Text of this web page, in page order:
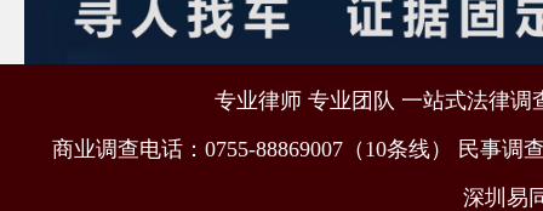
专业律师 专业团队 一站式法律调
商业调查电话：0755-88869007（10条线） 民事调
深圳易